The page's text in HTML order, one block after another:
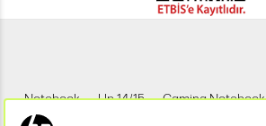
Notebook Hp 14/15 Gaming Notebook